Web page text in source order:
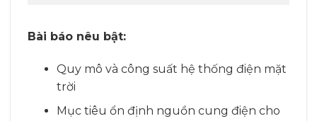
Bài báo nêu bật:
Quy mô và công suất hệ thống điện mặt
trời
Mục tiêu ổn định nguồn cung điện cho